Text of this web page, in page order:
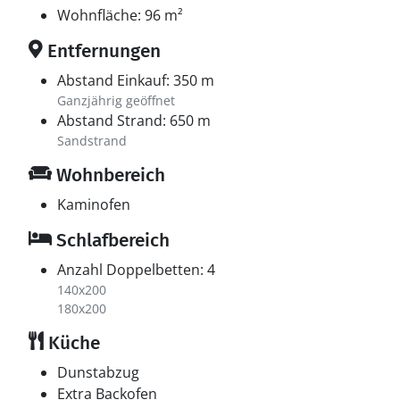
lebendige Stimmung mit Musik und Aktivitäten für die
ganze Familie. Auch die Blokhus Klitplantage und der
Freizeitpark Fårup Sommerland liegen ganz in der
Nähe und bieten tolle Erlebnisse für Kinder und
Erwachsene. Wellness, Cafés und spannende
Spezialgeschäfte sorgen zusätzlich dafür, dass dein
Wohnfläche: 96 m²
Entfernungen
Abstand Einkauf: 350 m
Ganzjährig geöffnet
Abstand Strand: 650 m
Sandstrand
Wohnbereich
Kaminofen
Schlafbereich
Anzahl Doppelbetten: 4
140x200
180x200
Küche
Dunstabzug
Extra Backofen